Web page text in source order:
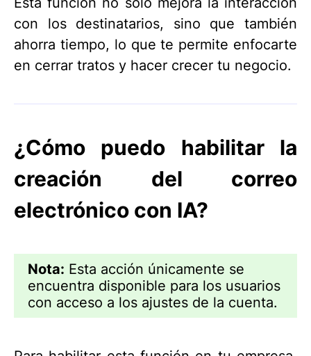
con los destinatarios, sino que también
ahorra tiempo, lo que te permite enfocarte
en cerrar tratos y hacer crecer tu negocio.
¿Cómo puedo habilitar la
creación del correo
electrónico con IA?
Nota: Esta acción únicamente se
encuentra disponible para los usuarios
con acceso a los ajustes de la cuenta.